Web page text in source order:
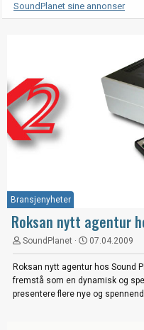
SoundPlanet sine annonser
Bransjenyheter
Roksan nytt agentur
SoundPlanet 07.04.2009
Roksan nytt agentur hos Sound
fremstå som en dynamisk og
presentere flere nye og